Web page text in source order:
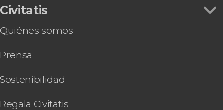
Civitatis
Quiénes somos
Prensa
Sostenibilidad
Regala Civitatis